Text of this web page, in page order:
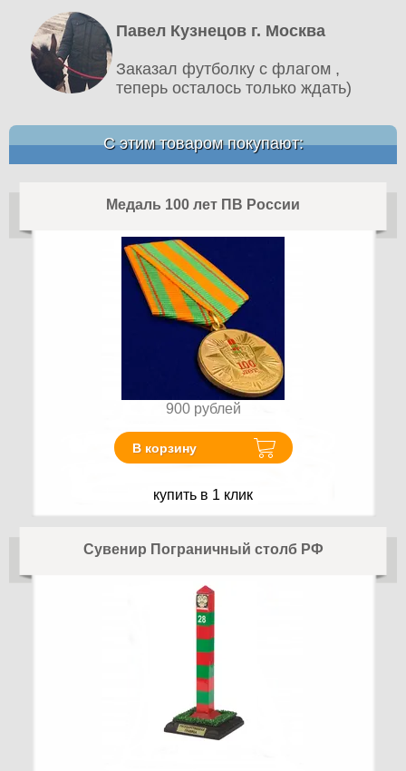
Павел Кузнецов г. Москва
Заказал футболку с флагом ,
теперь осталось только ждать)
С этим товаром покупают:
Медаль 100 лет ПВ России
900 рублей
В корзину
купить в 1 клик
Сувенир Пограничный столб РФ